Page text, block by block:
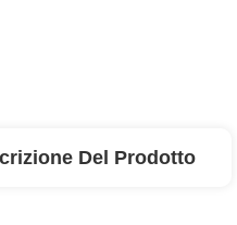
Del Prodotto